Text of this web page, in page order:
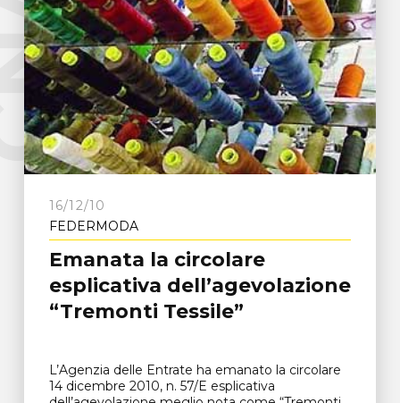
16/12/10
FEDERMODA
Emanata la circolare
esplicativa dell’agevolazione
“Tremonti Tessile”
L’Agenzia delle Entrate ha emanato la circolare
14 dicembre 2010, n. 57/E esplicativa